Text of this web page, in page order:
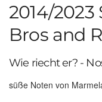
2014/
Bros and
Wie riecht er? -
süße Noten von